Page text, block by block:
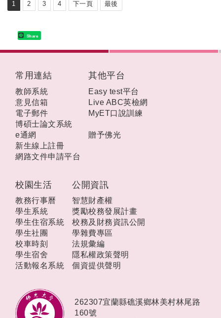
1 2 3 4 下一頁 最後
Share
校園生活
教務行事曆
學生系統
學生住宿系統
學生社團
校車時刻
學生宿舍
活動報名系統
公開資訊
智慧財產權
獎勵校務發展計畫
校務及財務資訊公開
學雜費專區
法規彙編
隱私權政策聲明
個資提供聲明
常用連結
教師系統
意見信箱
電子郵件
博碩士論文系統
e通網
新生線上註冊
網路文件申請平台
其他平台
Easy test平台
Live ABC英檢網
MyET口說訓練
贈予佛光
262307宜蘭縣礁溪鄉林美村林尾路
160號